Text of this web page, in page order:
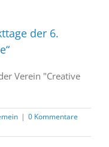
der 6.
Verein "Creative
| 0 Kommentare